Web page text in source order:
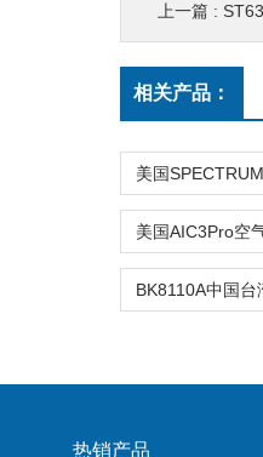
上一篇 :
相关产品：
热销产品